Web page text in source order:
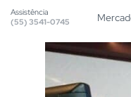
Assistência
(55) 3541-0745